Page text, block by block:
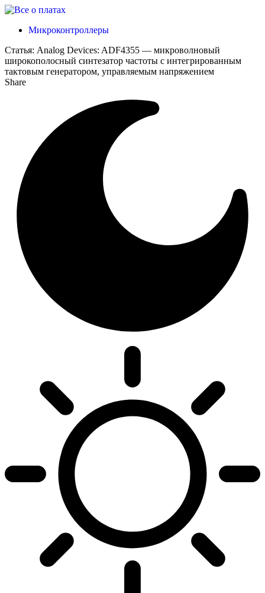
Микроконтроллеры
Статья: Analog Devices: ADF4355 — микроволновый
широкополосный синтезатор частоты с интегрированным
тактовым генератором, управляемым напряжением
Share